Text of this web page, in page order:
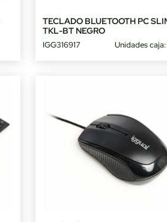
TECLADO BLUETOOTH PC
TKL-BT NEGRO
IGG316917 Unidades